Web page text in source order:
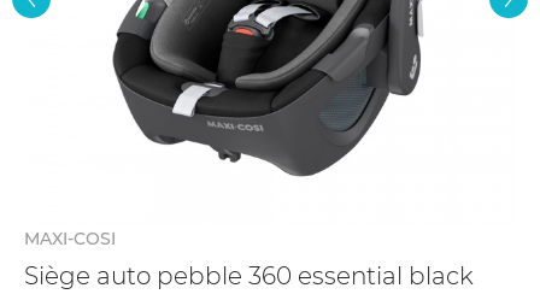
MAXI-COSI
Siège auto pebble 360 essential black